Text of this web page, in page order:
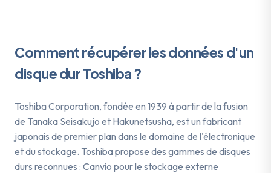
Comment récupérer les données d'un
disque dur Toshiba ?
Toshiba Corporation, fondée en 1939 à partir de la fusion
de Tanaka Seisakujo et Hakunetsusha, est un fabricant
japonais de premier plan dans le domaine de l'électronique
et du stockage. Toshiba propose des gammes de disques
durs reconnues : Canvio pour le stockage externe